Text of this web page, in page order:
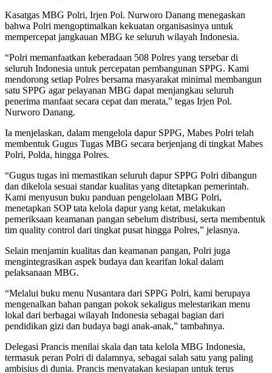
Kasatgas MBG Polri, Irjen Pol. Nurworo Danang menegaskan
bahwa Polri mengoptimalkan kekuatan organisasinya untuk
mempercepat jangkauan MBG ke seluruh wilayah Indonesia.
“Polri memanfaatkan keberadaan 508 Polres yang tersebar di
seluruh Indonesia untuk percepatan pembangunan SPPG. Kami
mendorong setiap Polres bersama masyarakat minimal membangun
satu SPPG agar pelayanan MBG dapat menjangkau seluruh
penerima manfaat secara cepat dan merata,” tegas Irjen Pol.
Nurworo Danang.
Ia menjelaskan, dalam mengelola dapur SPPG, Mabes Polri telah
membentuk Gugus Tugas MBG secara berjenjang di tingkat Mabes
Polri, Polda, hingga Polres.
“Gugus tugas ini memastikan seluruh dapur SPPG Polri dibangun
dan dikelola sesuai standar kualitas yang ditetapkan pemerintah.
Kami menyusun buku panduan pengelolaan MBG Polri,
menetapkan SOP tata kelola dapur yang ketat, melakukan
pemeriksaan keamanan pangan sebelum distribusi, serta membentuk
tim quality control dari tingkat pusat hingga Polres,” jelasnya.
Selain menjamin kualitas dan keamanan pangan, Polri juga
mengintegrasikan aspek budaya dan kearifan lokal dalam
pelaksanaan MBG.
“Melalui buku menu Nusantara dari SPPG Polri, kami berupaya
mengenalkan bahan pangan pokok sekaligus melestarikan menu
lokal dari berbagai wilayah Indonesia sebagai bagian dari
pendidikan gizi dan budaya bagi anak-anak,” tambahnya.
Delegasi Prancis menilai skala dan tata kelola MBG Indonesia,
termasuk peran Polri di dalamnya, sebagai salah satu yang paling
ambisius di dunia. Prancis menyatakan kesiapan untuk terus